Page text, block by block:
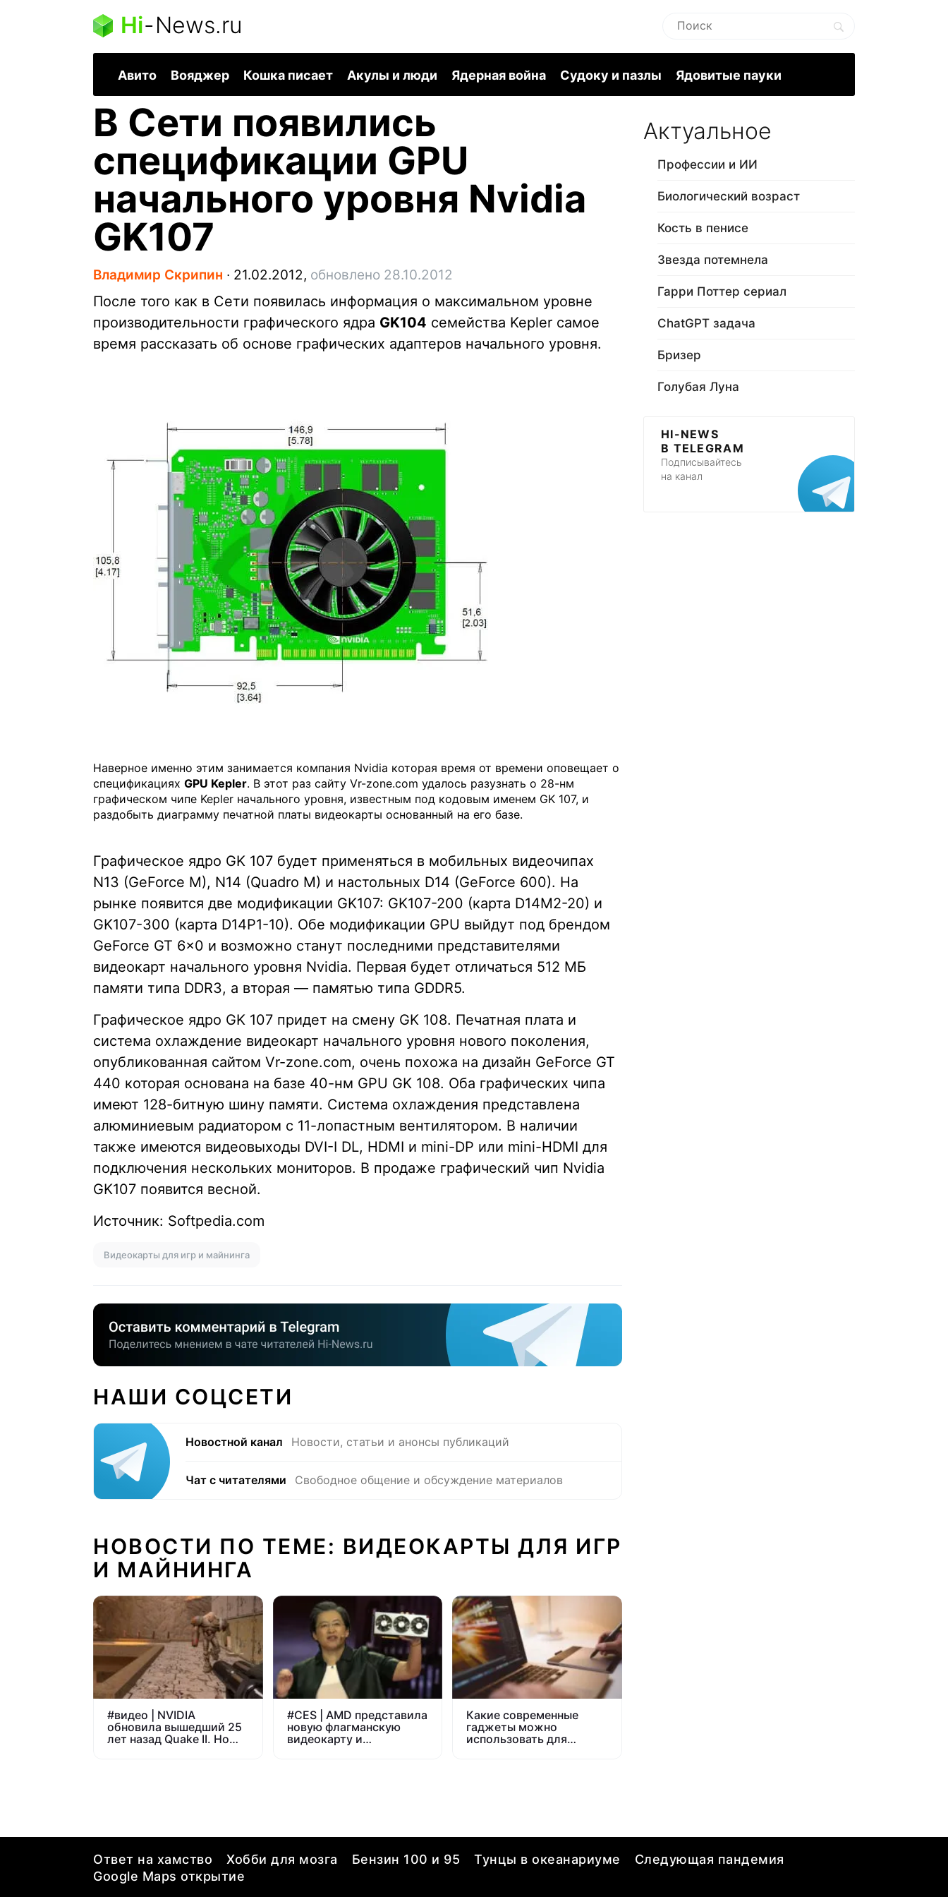
Hi-News.ru
Авито Вояджер Кошка писает Акулы и люди Ядерная война Судоку и пазлы Ядовитые пауки
В Сети появились
спецификации GPU
начального уровня Nvidia
GK107
Владимир Скрипин ∙ 21.02.2012, обновлено 28.10.2012
После того как в Сети появилась информация о максимальном уровне
производительности графического ядра GK104 семейства Kepler самое
время рассказать об основе графических адаптеров начального уровня.
Наверное именно этим занимается компания Nvidia которая время от времени оповещает о
спецификациях GPU Kepler. В этот раз сайту Vr-zone.com удалось разузнать о 28-нм
графическом чипе Kepler начального уровня, известным под кодовым именем GK 107, и
раздобыть диаграмму печатной платы видеокарты основанный на его базе.
Графическое ядро GK 107 будет применяться в мобильных видеочипах
N13 (GeForce M), N14 (Quadro M) и настольных D14 (GeForce 600). На
рынке появится две модификации GK107: GK107-200 (карта D14M2-20) и
GK107-300 (карта D14P1-10). Обе модификации GPU выйдут под брендом
GeForce GT 6×0 и возможно станут последними представителями
видеокарт начального уровня Nvidia. Первая будет отличаться 512 МБ
памяти типа DDR3, а вторая — памятью типа GDDR5.
Графическое ядро GK 107 придет на смену GK 108. Печатная плата и
система охлаждение видеокарт начального уровня нового поколения,
опубликованная сайтом Vr-zone.com, очень похожа на дизайн GeForce GT
440 которая основана на базе 40-нм GPU GK 108. Оба графических чипа
имеют 128-битную шину памяти. Система охлаждения представлена
алюминиевым радиатором с 11-лопастным вентилятором. В наличии
также имеются видеовыходы DVI-I DL, HDMI и mini-DP или mini-HDMI для
подключения нескольких мониторов. В продаже графический чип Nvidia
GK107 появится весной.
Источник: Softpedia.com
Видеокарты для игр и майнинга
НАШИ СОЦСЕТИ
Новостной канал Новости, статьи и анонсы публикаций
Чат с читателями Свободное общение и обсуждение материалов
НОВОСТИ ПО ТЕМЕ: ВИДЕОКАРТЫ ДЛЯ ИГР
И МАЙНИНГА
#видео | NVIDIA
обновила вышедший 25
лет назад Quake II. Но
#CES | AMD представила
новую флагманскую
видеокарту и
Какие современные
гаджеты можно
использовать для
Актуальное
Профессии и ИИ
Биологический возраст
Кость в пенисе
Звезда потемнела
Гарри Поттер сериал
ChatGPT задача
Бризер
Голубая Луна
HI-NEWS
В TELEGRAM
Подписывайтесь
на канал
Ответ на хамство Хобби для мозга Бензин 100 и 95 Тунцы в океанариуме
Следующая пандемия
Google Maps открытие